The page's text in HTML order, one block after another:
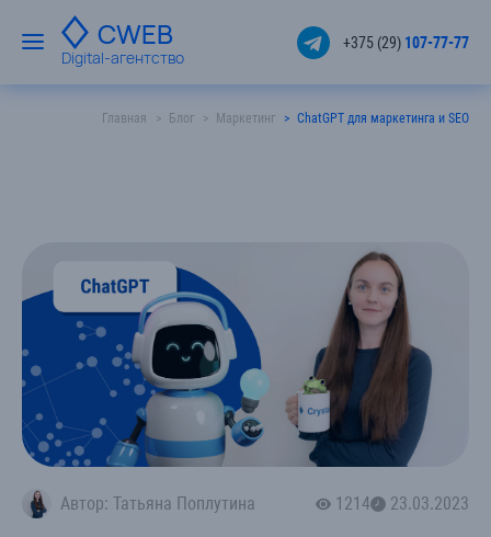
CWEB
Digital-агентство
+375 (29) 107-77-77
Главная Блог Маркетинг ChatGPT для маркетинга и SEO
Автор: Татьяна Поплутина 1214 23.03.2023